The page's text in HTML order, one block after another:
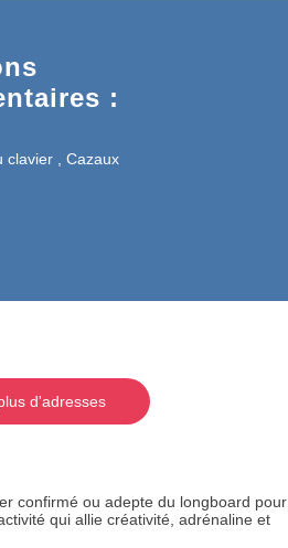
:
clavier , Cazaux
d'adresses
confirmé ou adepte du longboard pour
qui allie créativité, adrénaline et